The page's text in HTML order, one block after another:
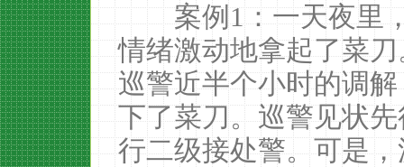
案例1：一天夜里
情绪激动地拿起了菜
巡警近半个小时的调
下了菜刀。巡警见状
行二级接处警。可是